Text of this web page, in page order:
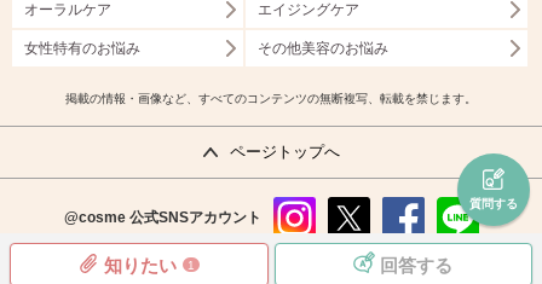
知りたい 1 回答する
質問する
オーラルケア エイジングケア
女性特有のお悩み その他美容のお悩み
掲載の情報・画像など、すべてのコンテンツの無断複写、転載を禁じます。
ページトップへ
@cosme 公式SNSアカウント
instag
x
faceb
ook
line